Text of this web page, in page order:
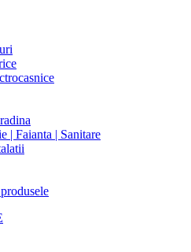
| Faianta | Sanitare